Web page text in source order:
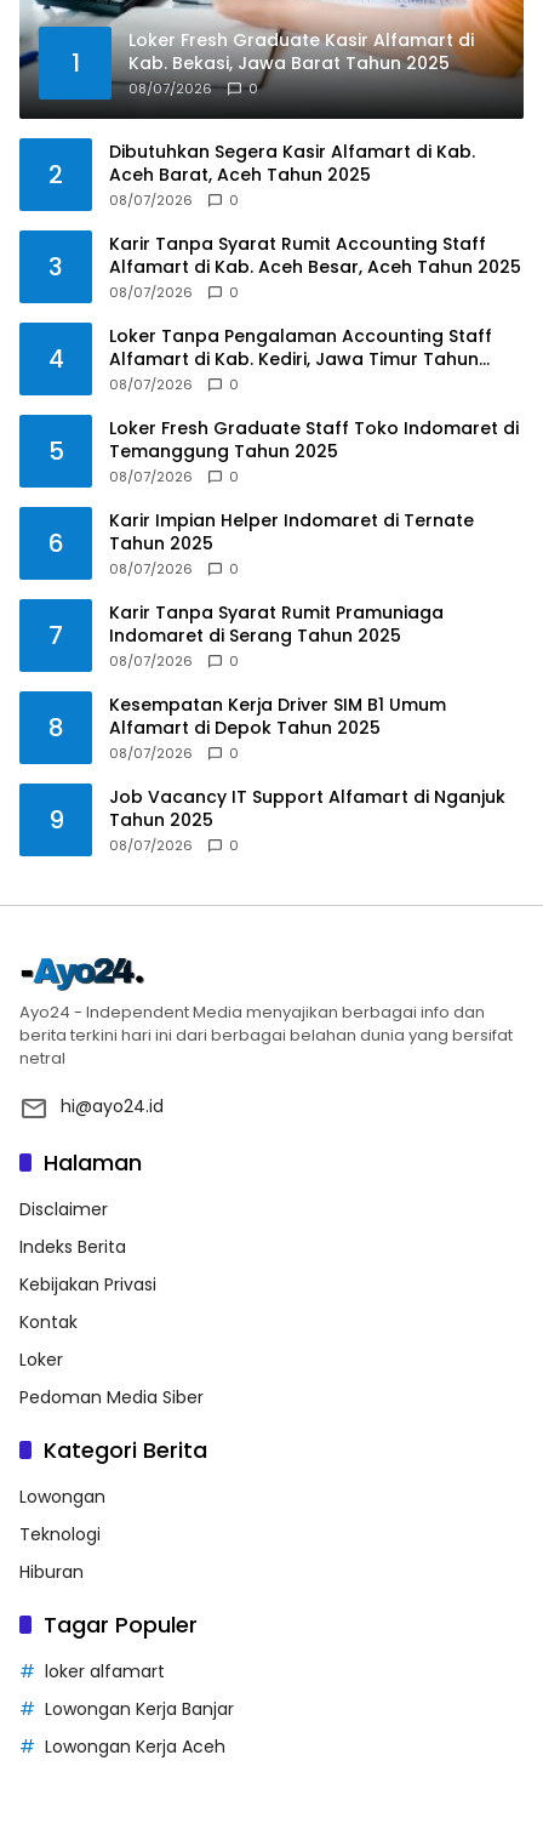
1
Loker Fresh Graduate Kasir Alfamart di
Kab. Bekasi, Jawa Barat Tahun 2025
08/07/2026 0
2
Dibutuhkan Segera Kasir Alfamart di Kab.
Aceh Barat, Aceh Tahun 2025
08/07/2026 0
3
Karir Tanpa Syarat Rumit Accounting Staff
Alfamart di Kab. Aceh Besar, Aceh Tahun 2025
08/07/2026 0
4
Loker Tanpa Pengalaman Accounting Staff
Alfamart di Kab. Kediri, Jawa Timur Tahun
2025
08/07/2026 0
5
Loker Fresh Graduate Staff Toko Indomaret di
Temanggung Tahun 2025
08/07/2026 0
6
Karir Impian Helper Indomaret di Ternate
Tahun 2025
08/07/2026 0
7
Karir Tanpa Syarat Rumit Pramuniaga
Indomaret di Serang Tahun 2025
08/07/2026 0
8
Kesempatan Kerja Driver SIM B1 Umum
Alfamart di Depok Tahun 2025
08/07/2026 0
9
Job Vacancy IT Support Alfamart di Nganjuk
Tahun 2025
08/07/2026 0
Ayo24 - Independent Media menyajikan berbagai info dan
berita terkini hari ini dari berbagai belahan dunia yang bersifat
netral
hi@ayo24.id
Halaman
Disclaimer
Indeks Berita
Kebijakan Privasi
Kontak
Loker
Pedoman Media Siber
Kategori Berita
Lowongan
Teknologi
Hiburan
Tagar Populer
loker alfamart
Lowongan Kerja Banjar
Lowongan Kerja Aceh